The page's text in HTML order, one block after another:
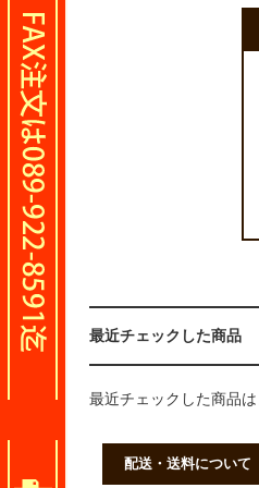
最近チェックした商品
最近チェックした商品は
配送・送料について